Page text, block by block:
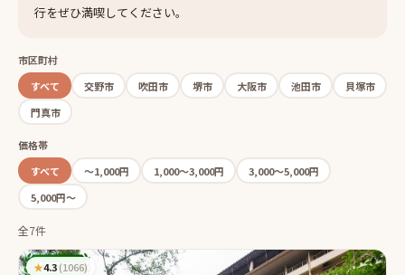
行をぜひ満喫してください。
市区町村
すべて
交野市 吹田市 堺市 大阪市 池田市
貝塚市
門真市
価格帯
すべて
〜1,000円 1,000〜3,000円
3,000〜5,000円
5,000円〜
全7件
★4.3(1066)